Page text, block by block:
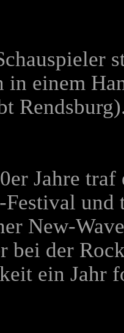
in einem
Jahre
und
New-
bei der
ein Jahr